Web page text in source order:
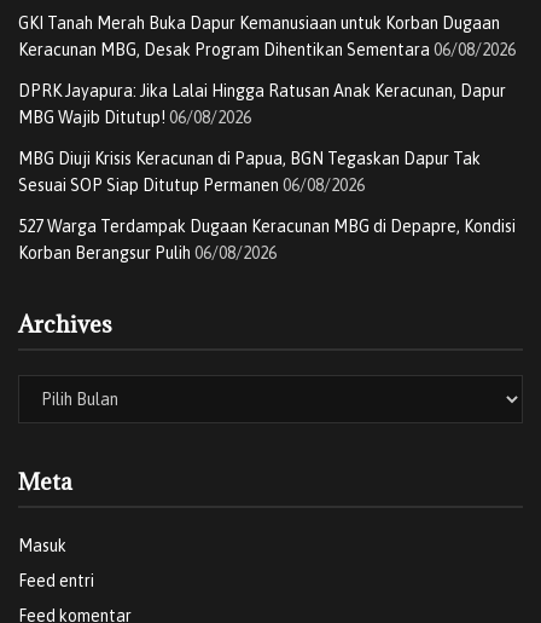
dalam membangun dan memajukan universitas.
“Saya menyampaikan terima kasih yang sebesar-besarnya
kasih juga kepada seluruh pengurus yayasan, dosen,
GKI Tanah Merah Buka Dapur Kemanusiaan untuk Korban Dugaan
Keracunan MBG, Desak Program Dihentikan Sementara 06/08/2026
DPRK Jayapura: Jika Lalai Hingga Ratusan Anak Keracunan, Dapur
MBG Wajib Ditutup! 06/08/2026
MBG Diuji Krisis Keracunan di Papua, BGN Tegaskan Dapur Tak
Sesuai SOP Siap Ditutup Permanen 06/08/2026
527 Warga Terdampak Dugaan Keracunan MBG di Depapre, Kondisi
Korban Berangsur Pulih 06/08/2026
Archives
Meta
Masuk
Feed entri
Feed komentar